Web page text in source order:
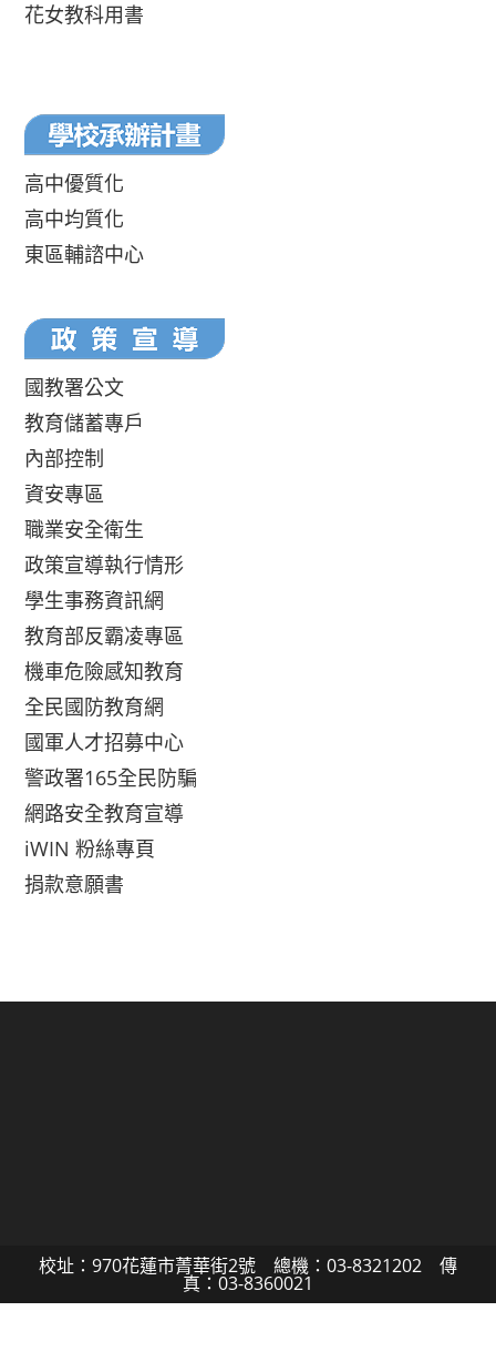
花女教科用書
高中優質化
高中均質化
東區輔諮中心
國教署公文
教育儲蓄專戶
內部控制
資安專區
職業安全衛生
政策宣導執行情形
學生事務資訊網
教育部反霸凌專區
機車危險感知教育
全民國防教育網
國軍人才招募中心
警政署165全民防騙
網路安全教育宣導
iWIN 粉絲專頁
捐款意願書
校址：970花蓮市菁華街2號 總機：03-8321202 傳
真：03-8360021